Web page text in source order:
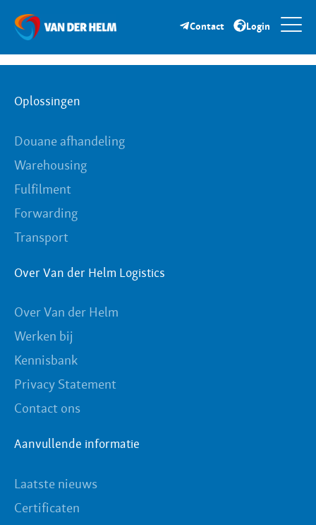
Contact Login
strenge voedselveiligheidsnormen cruciaal, en het
Oplossingen
Douane afhandeling
Warehousing
Fulfilment
Forwarding
Transport
Over Van der Helm Logistics
Over Van der Helm
Werken bij
Kennisbank
Privacy Statement
Contact ons
Aanvullende informatie
Laatste nieuws
Certificaten